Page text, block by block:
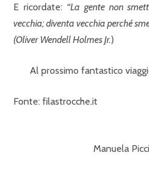
E ricordate: “La gente non
vecchia; diventa vecchia perché
(Oliver Wendell Holmes Jr.)
Al prossimo fantastico
Fonte: filastrocche.it
Manuela